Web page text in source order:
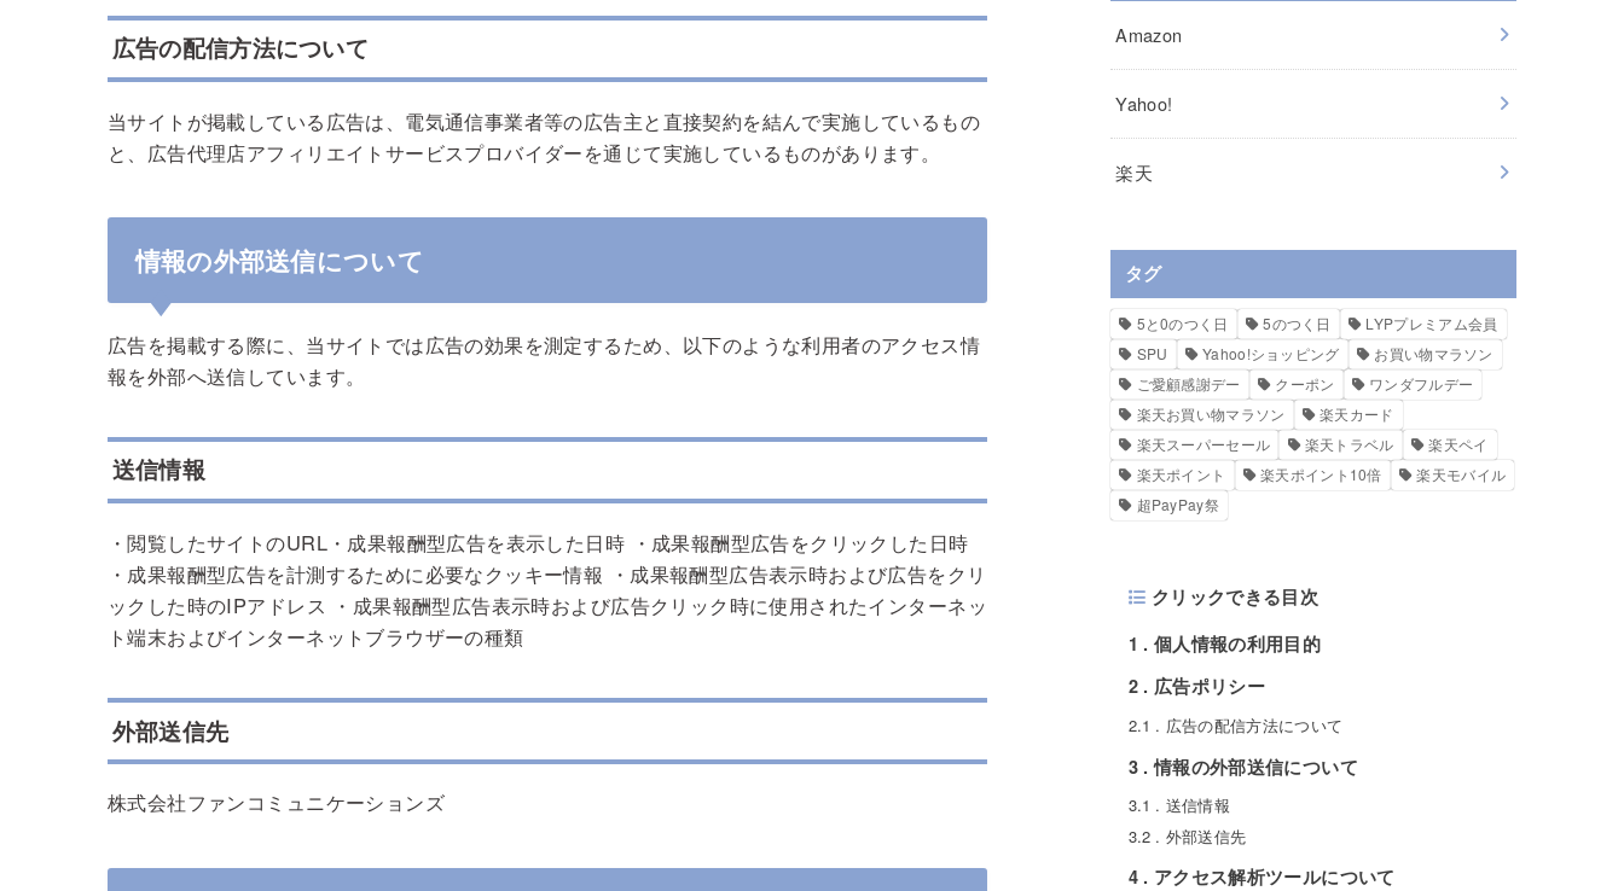
広告の配信方法について
当サイトが掲載している広告は、電気通信事業者等の広告主と直接契約を結んで実施しているもの
と、広告代理店アフィリエイトサービスプロバイダーを通じて実施しているものがあります。
情報の外部送信について
広告を掲載する際に、当サイトでは広告の効果を測定するため、以下のような利用者のアクセス情
報を外部へ送信しています。
送信情報
・閲覧したサイトのURL・成果報酬型広告を表示した日時 ・成果報酬型広告をクリックした日時
・成果報酬型広告を計測するために必要なクッキー情報 ・成果報酬型広告表示時および広告をクリ
ックした時のIPアドレス ・成果報酬型広告表示時および広告クリック時に使用されたインターネッ
ト端末およびインターネットブラウザーの種類
外部送信先
株式会社ファンコミュニケーションズ
Amazon
Yahoo!
楽天
タグ
5と0のつく日 5のつく日
LYPプレミアム会員
SPU
Yahoo!ショッピング
お買い物マラソン
ご愛顧感謝デー
クーポン
ワンダフルデー
楽天お買い物マラソン
楽天カード
楽天スーパーセール
楽天トラベル
楽天ペイ
楽天ポイント
楽天ポイント10倍
楽天モバイル
超PayPay祭
クリックできる目次
1
個人情報の利用目的
2
広告ポリシー
2.1 広告の配信方法について
3 情報の外部送信について
3.1
送信情報
3.2
外部送信先
4
アクセス解析ツールについて